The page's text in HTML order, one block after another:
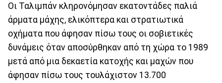
Οι Ταλιμπάν κληρονόμησαν εκατοντάδες παλιά
άρματα μάχης, ελικόπτερα και στρατιωτικά
οχήματα που άφησαν πίσω τους οι σοβιετικές
δυνάμεις όταν αποσύρθηκαν από τη χώρα το 1989
μετά από μια δεκαετία κατοχής και μαχών που
άφησαν πίσω τους τουλάχιστον 13.700